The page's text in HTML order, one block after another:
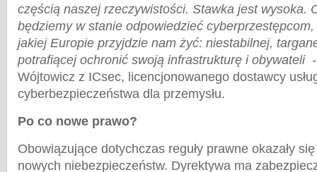
częścią naszej rzeczywistości. Stawka jest wysoka.
będziemy w stanie odpowiedzieć
jakiej Europie przyjdzie nam żyć: niestabilnej,
potrafiącej ochronić swoją infrastrukturę i obywateli
Wójtowicz z ICsec, licencjonowanego dostawcy
cyberbezpieczeństwa dla przemysłu.
Po co nowe prawo?
Obowiązujące dotychczas reguły prawne okazały
nowych niebezpieczeństw. Dyrektywa ma